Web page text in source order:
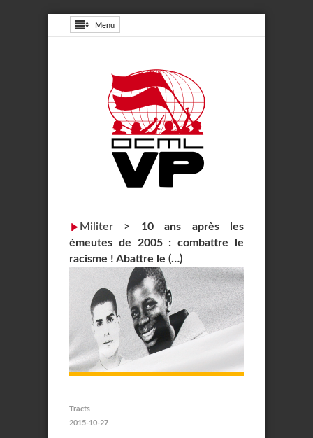
Menu
Militer > 10 ans après les
émeutes de 2005 : combattre le
racisme ! Abattre le (…)
Tracts
2015-10-27